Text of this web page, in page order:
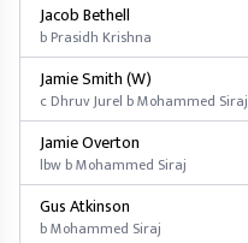
Jacob Bethell
b Prasidh Krishna
Jamie Smith (W)
c Dhruv Jurel b Mohammed Siraj
Jamie Overton
lbw b Mohammed Siraj
Gus Atkinson
b Mohammed Siraj